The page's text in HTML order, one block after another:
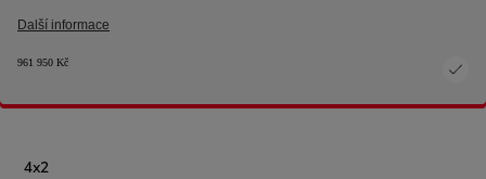
Další informace
961 950 Kč
4x2